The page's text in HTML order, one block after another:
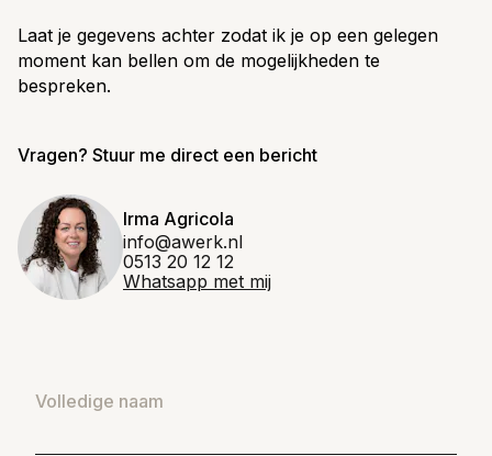
Laat je gegevens achter zodat ik je op een gelegen
moment kan bellen om de mogelijkheden te
bespreken.
Vragen? Stuur me direct een bericht
Irma Agricola
info@awerk.nl
0513 20 12 12
Whatsapp met mij
Volledige naam